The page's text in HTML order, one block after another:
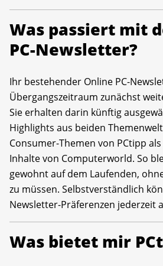
Was passiert mit
PC-Newsletter?
Ihr bestehender Online PC-
Übergangszeitraum zunächst
Sie erhalten darin künftig
Highlights aus beiden
Consumer-Themen von PCtipp
Inhalte von Computerworld. So
gewohnt auf dem Laufenden,
zu müssen. Selbstverständlich
Newsletter-Präferenzen jederzeit
Was bietet mir